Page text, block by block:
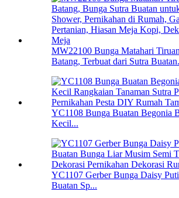
MW22100 Bunga Matahari
Batang, Terbuat dari Sutra
YC1108 Bunga Buatan Begonia
Kecil...
YC1107 Gerber Bunga Daisy
Buatan Sp...